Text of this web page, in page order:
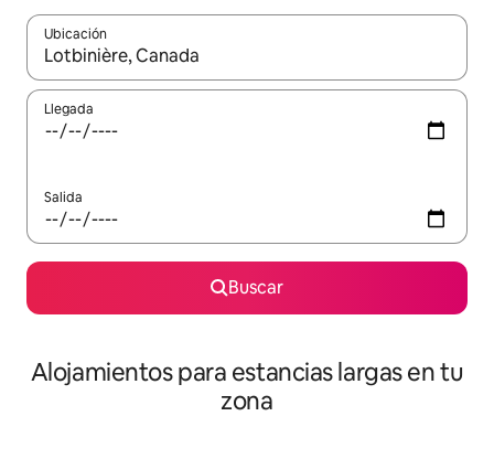
Ubicación
Cuando los resultados estén disponibles, podrás navegar
Llegada
Salida
Buscar
Alojamientos para estancias largas en tu
zona